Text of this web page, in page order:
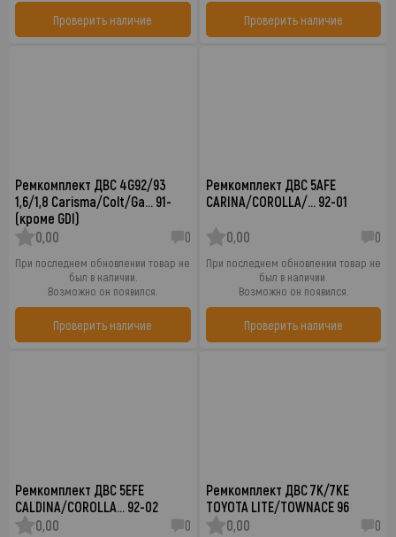
Проверить наличие Проверить наличие
Ремкомплект ДВС 4G92/93
1,6/1,8 Carisma/Colt/Ga… 91-
(кроме GDI)
0,00
0
При последнем обновлении товар не
был в наличии.
Возможно он появился.
Проверить наличие
Ремкомплект ДВС 5AFE
CARINA/COROLLA/… 92-01
0,00 0
При последнем обновлении товар не
был в наличии.
Возможно он появился.
Проверить наличие
Ремкомплект ДВС 5EFE
CALDINA/COROLLA… 92-02
0,00
0
Ремкомплект ДВС 7K/7KE
TOYOTA LITE/TOWNACE 96
0,00
0